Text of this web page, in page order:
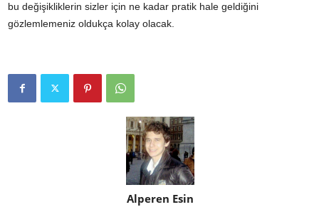
bu değişikliklerin sizler için ne kadar pratik hale geldiğini
gözlemlemeniz oldukça kolay olacak.
Alperen Esin